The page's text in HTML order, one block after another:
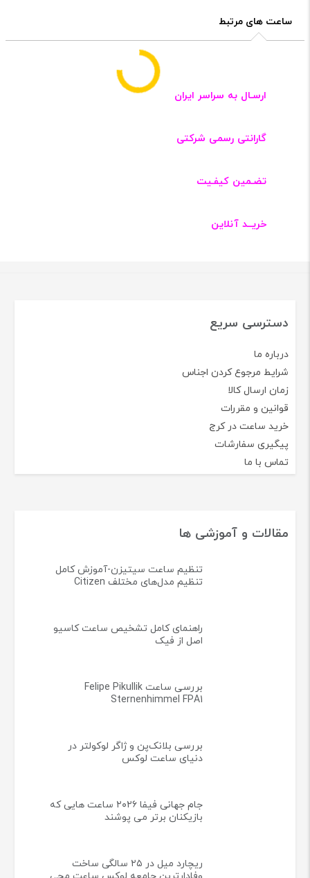
ساعت های مرتبط
ارسـال به سراسر ایران
گارانتی رسمی شرکتی
تضـمین کیفـیت
خریــد آنلاین
دسترسی سریع
درباره ما
شرایط مرجوع کردن اجناس
زمان ارسال کالا
قوانین و مقررات
خرید ساعت در کرج
پیگیری سفارشات
تماس با ما
مقالات و آموزشی ها
تنظیم ساعت سیتیزن-آموزش کامل
تنظیم مدل‌های مختلف Citizen
راهنمای کامل تشخیص ساعت کاسیو
اصل از فیک
بررسی ساعت Felipe Pikullik
Sternenhimmel FPA1
بررسی بلانک‌پن و ژاگر لوکولتر در
دنیای ساعت لوکس
جام جهانی فیفا ۲۰۲۶ ساعت هایی که
بازیکنان برتر می پوشند
ریچارد میل در ۲۵ سالگی ساخت